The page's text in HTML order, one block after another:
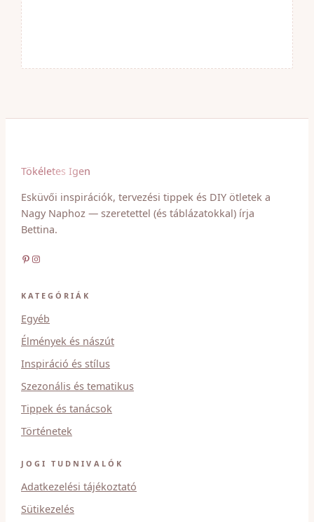
Tökéletes Igen
Esküvői inspirációk, tervezési tippek és DIY ötletek a
Nagy Naphoz — szeretettel (és táblázatokkal) írja
Bettina.
Pinterest Instagram
KATEGÓRIÁK
Egyéb
Élmények és nászút
Inspiráció és stílus
Szezonális és tematikus
Tippek és tanácsok
Történetek
JOGI TUDNIVALÓK
Adatkezelési tájékoztató
Sütikezelés